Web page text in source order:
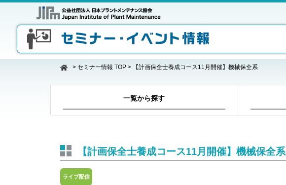
> セミナー情報 TOP > 【計画保全士養成コース11月開催】機械保全系
一覧から探す
【計画保全士養成コース11月開催】機械保全系
ライブ配信